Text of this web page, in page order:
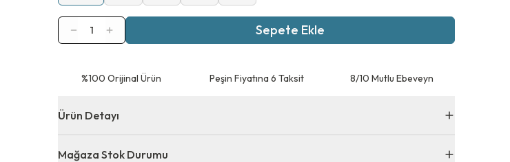
1 Sepete Ekle
⁠%100 Orijinal Ürün Peşin Fiyatına 6 Taksit 8/10 Mutlu Ebeveyn
Ürün Detayı
Mağaza Stok Durumu